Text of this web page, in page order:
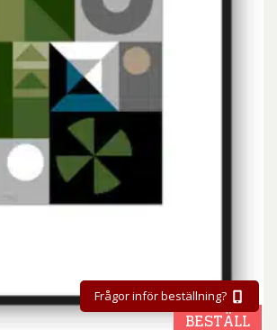
BESTÄLL
Frågor inför beställning?